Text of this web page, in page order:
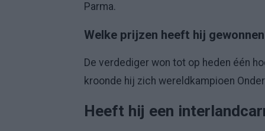
Parma.
Welke prijzen heeft hij
De verdediger won tot op heden één
kroonde hij zich wereldkampioen
Heeft hij een